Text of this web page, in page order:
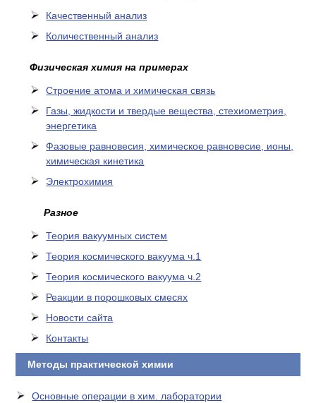
Качественный анализ
Количественный анализ
Физическая химия на примерах
Cтроение атома и химическая связь
Газы, жидкости и твердые вещества, стехиометрия,
энергетика
Фазовые равновесия, химическое равновесие, ионы,
химическая кинетика
Электрохимия
Разное
Теория вакуумных систем
Теория космического вакуума ч.1
Теория космического вакуума ч.2
Реакции в порошковых смесях
Новости сайта
Контакты
Методы практической химии
Основные операции в хим. лаборатории